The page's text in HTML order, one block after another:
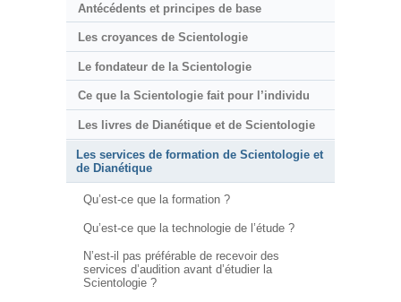
Antécédents et principes de base
Les croyances de Scientologie
Le fondateur de la Scientologie
Ce que la Scientologie fait pour l’individu
Les livres de Dianétique et de Scientologie
Les services de formation de Scientologie et
de Dianétique
Qu’est-ce que la formation ?
Qu’est-ce que la technologie de l’étude ?
N’est-il pas préférable de recevoir des
services d’audition avant d’étudier la
Scientologie ?